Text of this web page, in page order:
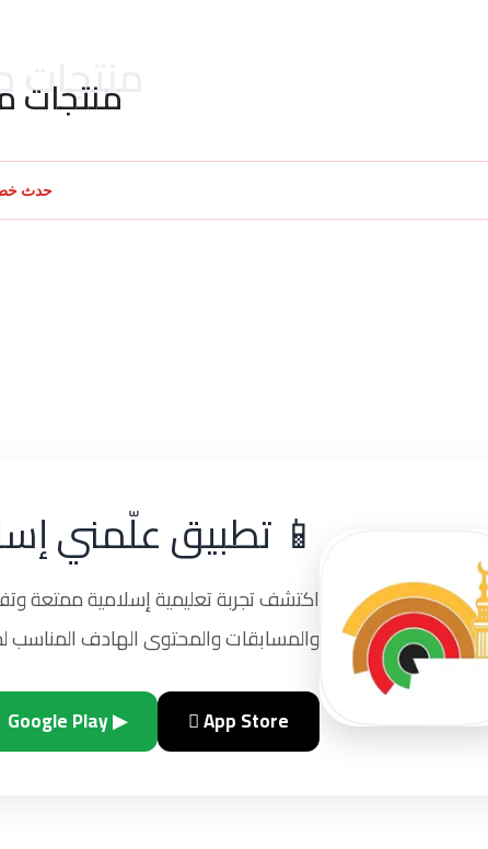
منتجات
منتجات
حدث
📱 تطبيق علّمني
اكتشف تجربة تعليمية إسلامية ممتعة
والمسابقات والمحتوى الهادف المناسب
 App Store
▶ Google Play